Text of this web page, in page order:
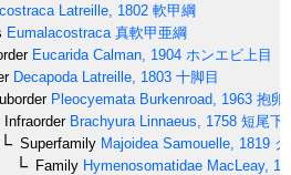
Latreille, 1802 軟甲綱
Eumalacostraca 真軟甲亜綱
Eucarida Calman, 1904 ホンエビ上目
Decapoda Latreille, 1803 十脚目
Pleocyemata Burkenroad, 1963 抱卵
InfraorderBrachyura Linnaeus, 1758 短尾下
Superfamily Majoidea Samouelle, 1819
Family Hymenosomatidae MacLeay,